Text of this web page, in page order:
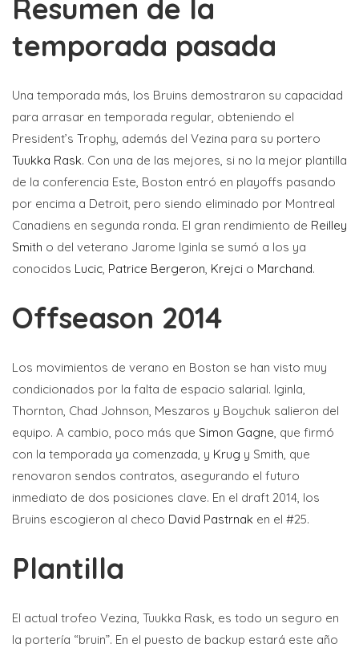
Resumen de la
temporada pasada
Una temporada más, los Bruins demostraron su capacidad
para arrasar en temporada regular, obteniendo el
President’s Trophy, además del Vezina para su portero
Tuukka Rask. Con una de las mejores, si no la mejor plantilla
de la conferencia Este, Boston entró en playoffs pasando
por encima a Detroit, pero siendo eliminado por Montreal
Canadiens en segunda ronda. El gran rendimiento de Reilley
Smith o del veterano Jarome Iginla se sumó a los ya
conocidos Lucic, Patrice Bergeron, Krejci o Marchand.
Offseason 2014
Los movimientos de verano en Boston se han visto muy
condicionados por la falta de espacio salarial. Iginla,
Thornton, Chad Johnson, Meszaros y Boychuk salieron del
equipo. A cambio, poco más que Simon Gagne, que firmó
con la temporada ya comenzada, y Krug y Smith, que
renovaron sendos contratos, asegurando el futuro
inmediato de dos posiciones clave. En el draft 2014, los
Bruins escogieron al checo David Pastrnak en el #25.
Plantilla
El actual trofeo Vezina, Tuukka Rask, es todo un seguro en
la portería “bruin”. En el puesto de backup estará este año